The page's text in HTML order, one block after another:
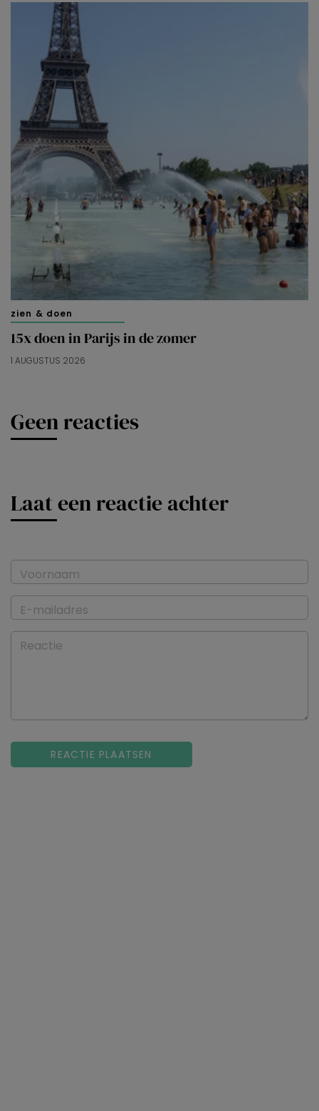
zien & doen
15x doen in Parijs in de zomer
1 AUGUSTUS 2026
Geen reacties
Laat een reactie achter
Voornaam
E-mailadres
Reactie